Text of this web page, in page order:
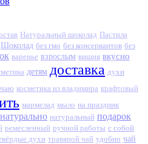
Натуральный шоколад Пастила
Шоколад без гмо без консервантов без
варенье взрослым вишня вкусно
детям доставка духи
косметика из владимира крафтовый
мармелад мыло на праздник
натурально натуральный подарок
ремесленный ручной работы с собой
духи травяной чай удобно чай